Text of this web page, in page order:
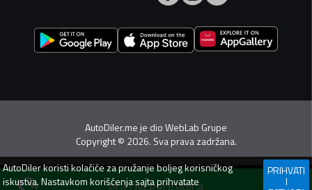
AutoDiler.me je dioWebLab Grupe
Copyright© 2026. Sva prava zadržana.
AutoDilerkoristi kolačiće za pružanje boljeg korisničkog
iskustva. Nastavkom korišćenja sajta prihvatate
PRIHVATI
I